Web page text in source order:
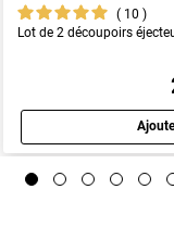
10
Lot de 2 découpoirs